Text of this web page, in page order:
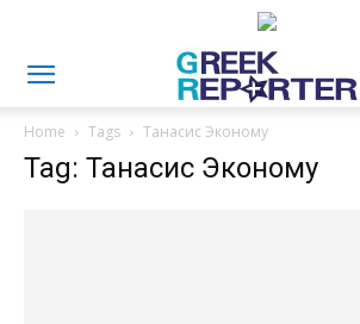
Home Tags Танасис Эконому
Tag: Танасис Эконому